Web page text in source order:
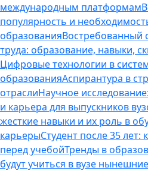
международным платформам
популярность и
образованияВостребованный
труда: образование, навыки,
Цифровые технологии в
образованияАспирантура в
отраслиНаучное
и карьера для выпускников
жесткие навыки и их роль в
карьерыСтудент после 35 лет:
перед учебойТренды в
будут учиться в вузе